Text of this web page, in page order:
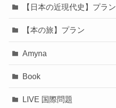
【日本の近現代史】プラン
【本の旅】プラン
Amyna
Book
LIVE 国際問題